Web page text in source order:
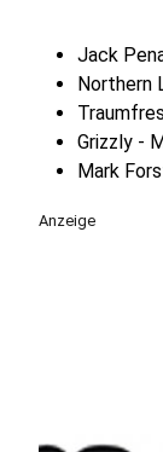
Jack
Northern
Grizzly -
Mark
Anzeige